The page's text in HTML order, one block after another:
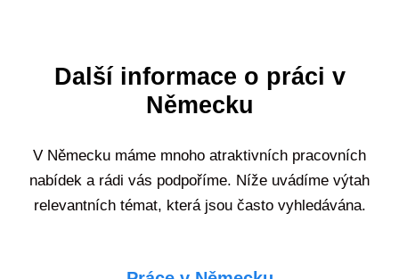
Další informace o práci v
Německu
V Německu máme mnoho atraktivních pracovních
nabídek a rádi vás podpoříme. Níže uvádíme výtah
relevantních témat, která jsou často vyhledávána.